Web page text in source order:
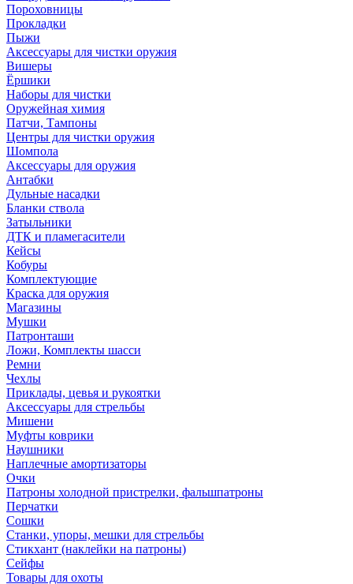
Пороховницы
Прокладки
Пыжи
Аксессуары для чистки оружия
Вишеры
Ёршики
Наборы для чистки
Оружейная химия
Патчи, Тампоны
Центры для чистки оружия
Шомпола
Аксессуары для оружия
Антабки
Дульные насадки
Бланки ствола
Затыльники
ДТК и пламегасители
Кейсы
Кобуры
Комплектующие
Краска для оружия
Магазины
Мушки
Патронташи
Ложи, Комплекты шасси
Ремни
Чехлы
Приклады, цевья и рукоятки
Аксессуары для стрельбы
Мишени
Муфты коврики
Наушники
Наплечные амортизаторы
Очки
Патроны холодной пристрелки, фальшпатроны
Перчатки
Сошки
Станки, упоры, мешки для стрельбы
Стикхант (наклейки на патроны)
Сейфы
Товары для охоты